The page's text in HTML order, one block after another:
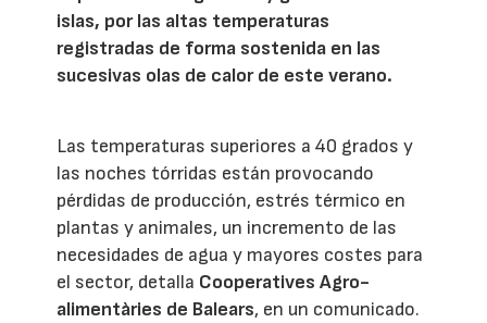
islas, por las altas temperaturas
registradas de forma sostenida en las
sucesivas olas de calor de este verano.
Las temperaturas superiores a 40 grados y
las noches tórridas están provocando
pérdidas de producción, estrés térmico en
plantas y animales, un incremento de las
necesidades de agua y mayores costes para
el sector, detalla Cooperatives Agro-
alimentàries de Balears, en un comunicado.